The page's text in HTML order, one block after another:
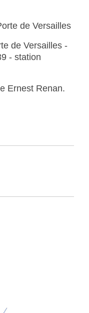
de Versailles
de Versailles -
- station
Ernest Renan.